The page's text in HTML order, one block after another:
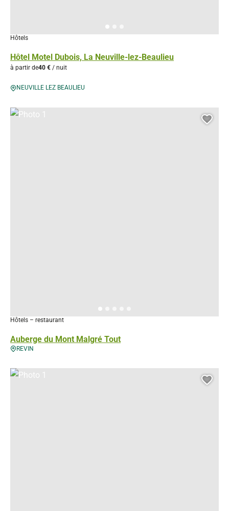
Hôtel Motel Dubois, La Neuville-lez-Beaulieu
Hôtels
à partir de40 € / nuit
NEUVILLE LEZ BEAULIEU
Auberge du Mont Malgré Tout
Hôtels – restaurant
REVIN
Photo 1, © Droits gérés
Photo 1, © Droits gérés – Hôtel "Inn Design"